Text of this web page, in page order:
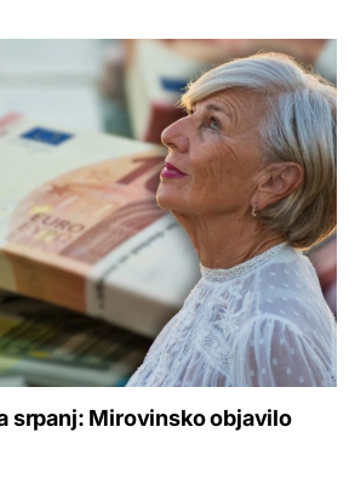
srpanj: Mirovinsko objavilo